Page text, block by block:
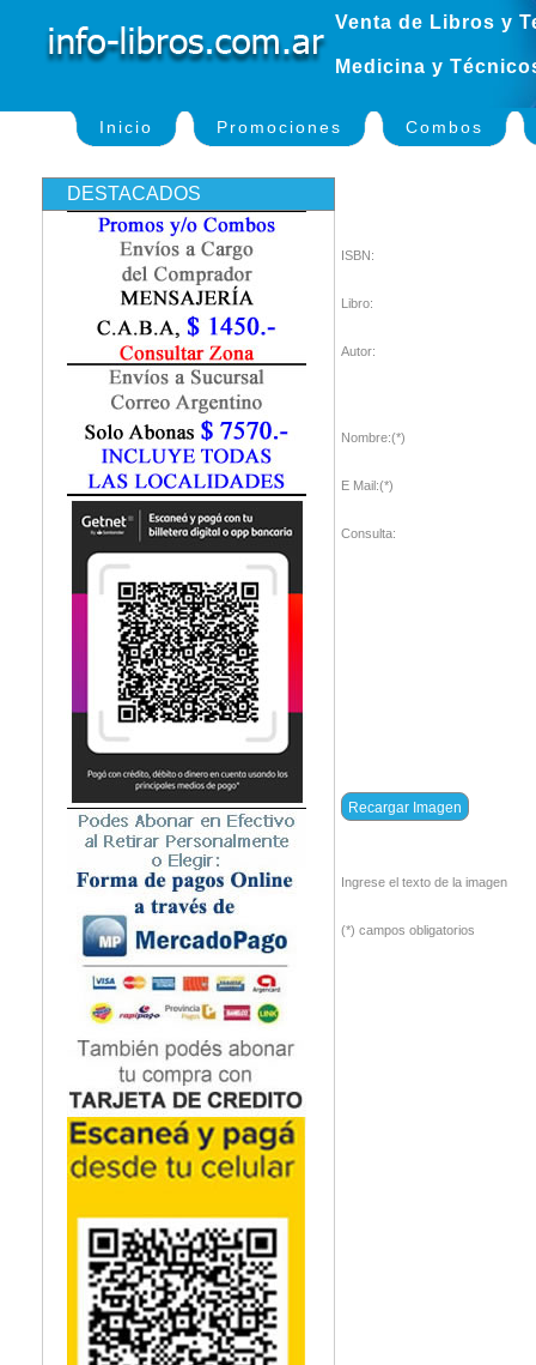
Venta de Libros y
Medicina y
Inicio Promociones Combos
DESTACADOS
ISBN:
Libro:
Autor:
Nombre:(*)
E Mail:(*)
Consulta:
Ingrese el texto de la imagen
(*) campos obligatorios